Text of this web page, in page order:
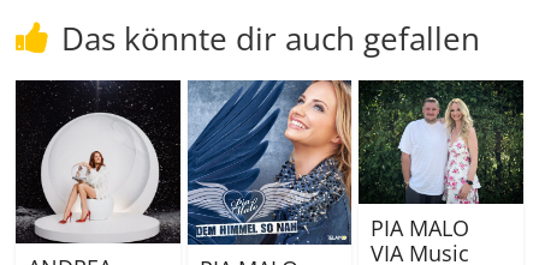
Das könnte dir auch gefallen
PIA MALO
VIA Music